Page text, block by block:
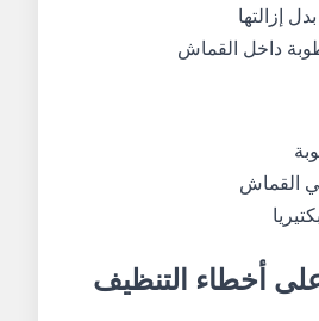
إزالتها
داخل القماش
القماش
أخطاء التنظيف